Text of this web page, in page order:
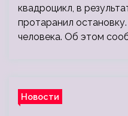
квадроцикл, в
протаранил
человека. Об этом
Новости